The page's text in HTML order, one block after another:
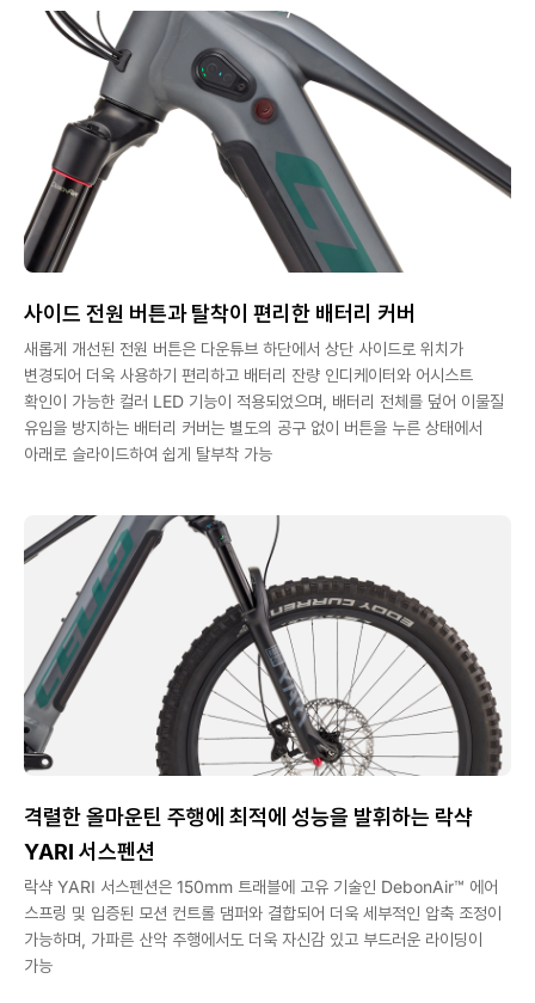
사이드 전원 버튼과 탈착이 편리한 배터리 커버
새롭게 개선된 전원 버튼은 다운튜브 하단에서 상단 사이드로 위치가
변경되어 더욱 사용하기 편리하고 배터리 잔량 인디케이터와 어시스트
확인이 가능한 컬러 LED 기능이 적용되었으며, 배터리 전체를 덮어 이물질
유입을 방지하는 배터리 커버는 별도의 공구 없이 버튼을 누른 상태에서
아래로 슬라이드하여 쉽게 탈부착 가능
격렬한 올마운틴 주행에 최적에 성능을 발휘하는 락샥
YARI 서스펜션
락샥 YARI 서스펜션은 150mm 트래블에 고유 기술인 DebonAir™ 에어
스프링 및 입증된 모션 컨트롤 댐퍼와 결합되어 더욱 세부적인 압축 조정이
가능하며, 가파른 산악 주행에서도 더욱 자신감 있고 부드러운 라이딩이
가능